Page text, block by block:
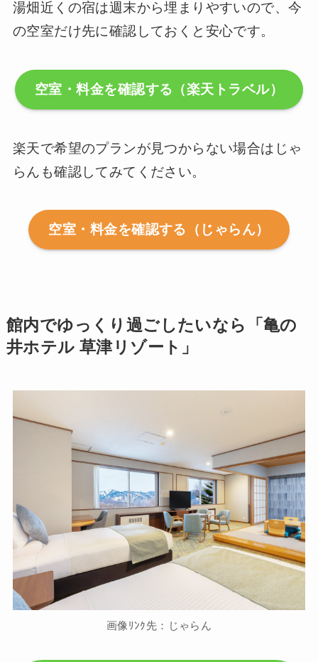
湯畑近くの宿は週末から埋まりやすいので、今
の空室だけ先に確認しておくと安心です。
空室・料金を確認する（楽天トラベル）
楽天で希望のプランが見つからない場合はじゃ
らんも確認してみてください。
空室・料金を確認する（じゃらん）
館内でゆっくり過ごしたいなら「亀の
井ホテル 草津リゾート」
画像ﾘﾝｸ先：じゃらん